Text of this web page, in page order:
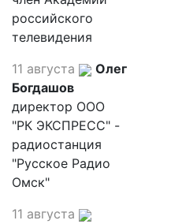
российского
телевидения
11 августа
Олег
Богдашов
директор ООО
"РК ЭКСПРЕСС" -
радиостанция
"Русское Радио
Омск"
11 августа